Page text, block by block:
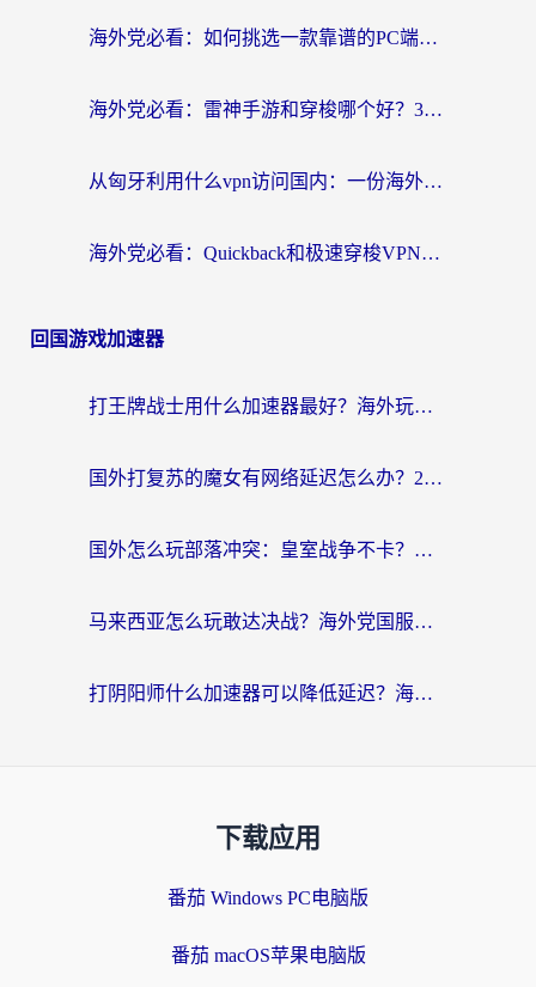
海外党必看：如何挑选一款靠谱的PC端VPN，让回国冲浪不再卡顿
海外党必看：雷神手游和穿梭哪个好？3步教你选对回国加速器（附实测对比）
从匈牙利用什么vpn访问国内：一份海外游子的网络归乡指南
海外党必看：Quickback和极速穿梭VPN好用吗？3步选对回国加速器实现无缝刷国内资源
回国游戏加速器
打王牌战士用什么加速器最好？海外玩家的终极选择指南
国外打复苏的魔女有网络延迟怎么办？2026海外玩家国服游戏加速全攻略
国外怎么玩部落冲突：皇室战争不卡？海外玩家畅玩国服游戏终极指南
马来西亚怎么玩敢达决战？海外党国服游戏加速避坑指南（附实测推荐）
打阴阳师什么加速器可以降低延迟？海外玩家的真实困境与破局
下载应用
番茄 Windows PC电脑版
番茄 macOS苹果电脑版